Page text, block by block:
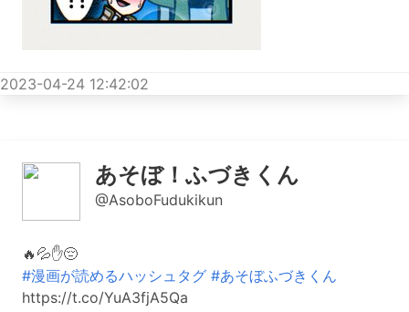
2023-04-24 12:42:02
あそぼ！ふづきくん
@AsoboFudukikun
🔥💦✋😔
#漫画が読めるハッシュタグ #あそぼふづきくん
https://t.co/YuA3fjA5Qa